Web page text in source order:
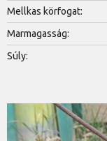
Mellkas körfogat:
Marmagasság:
Súly: